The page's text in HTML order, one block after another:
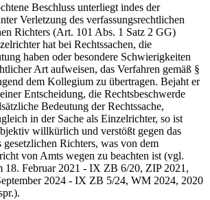
Beschluss unterliegt indes der
Verletzung des verfassungsrechtlichen
Richters (Art. 101 Abs. 1 Satz 2 GG)
hat bei Rechtssachen, die
haben oder besondere Schwierigkeiten
Art aufweisen, das Verfahren gemäß §
dem Kollegium zu übertragen. Bejaht er
Entscheidung, die Rechtsbeschwerde
Bedeutung der Rechtssache,
in der Sache als Einzelrichter, so ist
willkürlich und verstößt gegen das
gesetzlichen Richters, was von dem
von Amts wegen zu beachten ist (vgl.
18. Februar 2021 - IX ZB 6/20, ZIP 2021,
2024 - IX ZB 5/24, WM 2024, 2020